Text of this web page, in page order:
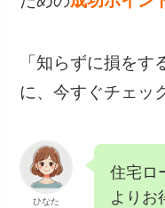
「知らずに損をす
に、今すぐチェッ
ひなた
住宅ロ
よりお